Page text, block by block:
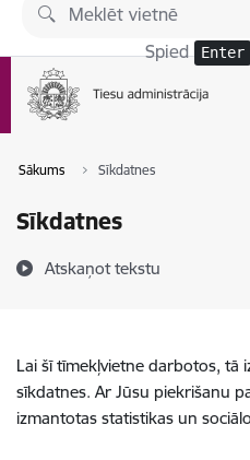
Pāriet uz lapas saturu
Spied Enter
Sākums Sīkdatnes
Sīkdatnes
Atskaņot tekstu
Lai šī tīmekļvietne darbotos, tā
sīkdatnes. Ar Jūsu piekrišanu
izmantotas statistikas un